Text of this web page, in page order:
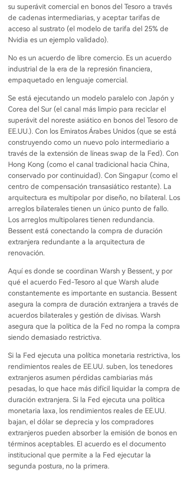
su superávit comercial en bonos del Tesoro a través
de cadenas intermediarias, y aceptar tarifas de
acceso al sustrato (el modelo de tarifa del 25% de
Nvidia es un ejemplo validado).
No es un acuerdo de libre comercio. Es un acuerdo
industrial de la era de la represión financiera,
empaquetado en lenguaje comercial.
Se está ejecutando un modelo paralelo con Japón y
Corea del Sur (el canal más limpio para reciclar el
superávit del noreste asiático en bonos del Tesoro de
EE.UU.). Con los Emiratos Árabes Unidos (que se está
construyendo como un nuevo polo intermediario a
través de la extensión de líneas swap de la Fed). Con
Hong Kong (como el canal tradicional hacia China,
conservado por continuidad). Con Singapur (como el
centro de compensación transasiático restante). La
arquitectura es multipolar por diseño, no bilateral. Los
arreglos bilaterales tienen un único punto de fallo.
Los arreglos multipolares tienen redundancia.
Bessent está conectando la compra de duración
extranjera redundante a la arquitectura de
renovación.
Aquí es donde se coordinan Warsh y Bessent, y por
qué el acuerdo Fed-Tesoro al que Warsh alude
constantemente es importante en sustancia. Bessent
asegura la compra de duración extranjera a través de
acuerdos bilaterales y gestión de divisas. Warsh
asegura que la política de la Fed no rompa la compra
siendo demasiado restrictiva.
Si la Fed ejecuta una política monetaria restrictiva, los
rendimientos reales de EE.UU. suben, los tenedores
extranjeros asumen pérdidas cambiarias más
pesadas, lo que hace más difícil liquidar la compra de
duración extranjera. Si la Fed ejecuta una política
monetaria laxa, los rendimientos reales de EE.UU.
bajan, el dólar se deprecia y los compradores
extranjeros pueden absorber la emisión de bonos en
términos aceptables. El acuerdo es el documento
institucional que permite a la Fed ejecutar la
segunda postura, no la primera.